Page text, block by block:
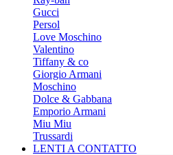
Gucci
Persol
Love Moschino
Valentino
Tiffany & co
Giorgio Armani
Moschino
Dolce & Gabbana
Emporio Armani
Miu Miu
Trussardi
LENTI A CONTATTO